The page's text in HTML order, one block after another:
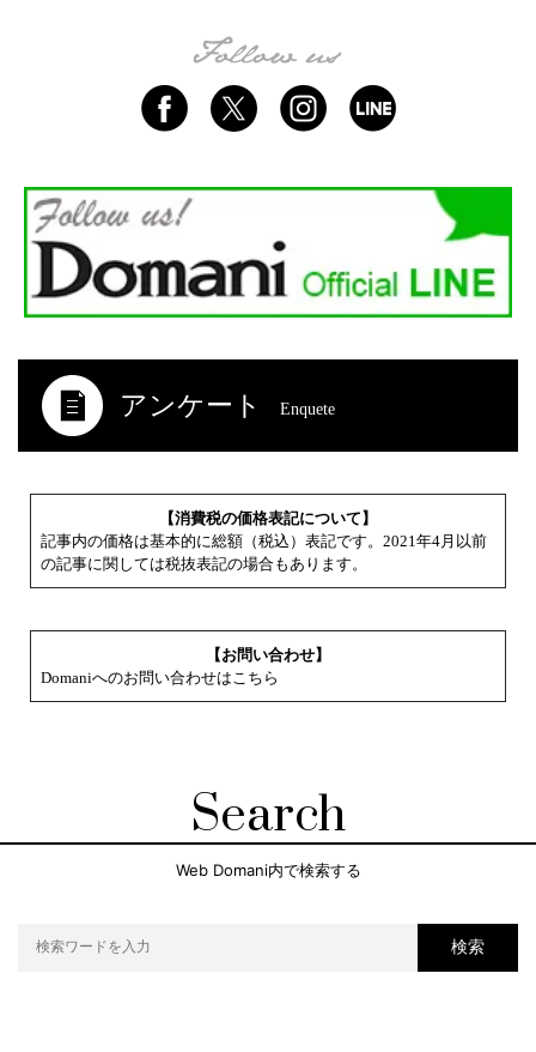
アンケート Enquete
【消費税の価格表記について】
記事内の価格は基本的に総額（税込）表記です。2021年4月以前
の記事に関しては税抜表記の場合もあります。
【お問い合わせ】
Domaniへのお問い合わせはこちら
Search
Web Domani内で検索する
検索